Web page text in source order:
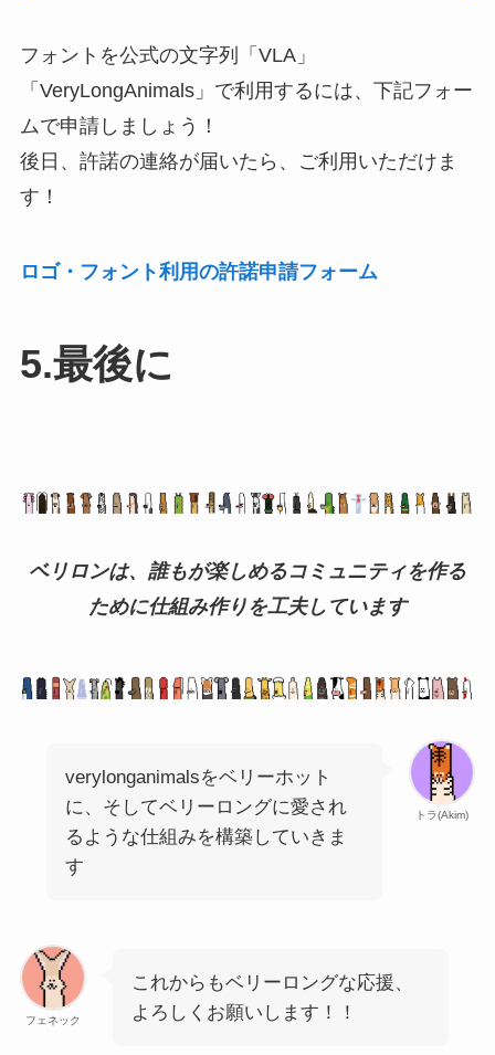
フォントを公式の文字列「VLA」
「VeryLongAnimals」で利用するには、下記フォー
ムで申請しましょう！
後日、許諾の連絡が届いたら、ご利用いただけま
す！
ロゴ・フォント利用の許諾申請フォーム
5.最後に
ベリロンは、誰もが楽しめるコミュニティを作る
ために仕組み作りを工夫しています
トラ(Akim)
verylonganimalsをベリーホット
に、そしてベリーロングに愛され
るような仕組みを構築していきま
す
フェネック
これからもベリーロングな応援、
よろしくお願いします！！